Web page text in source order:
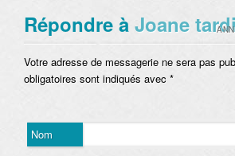
Répondre à Joane
Votre adresse de messagerie ne sera pas
obligatoires sont indiqués avec *
Nom